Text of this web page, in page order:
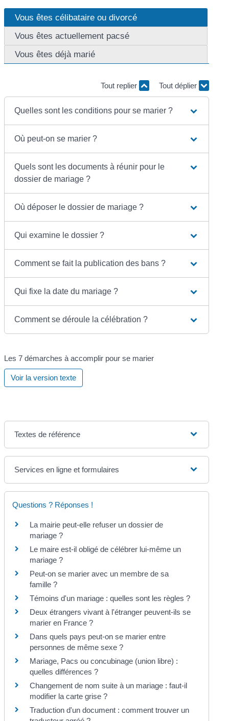
Vous êtes célibataire ou divorcé
Vous êtes actuellement pacsé
Vous êtes déjà marié
Tout replier Tout déplier
Quelles sont les conditions pour se marier ?
Où peut-on se marier ?
Quels sont les documents à réunir pour le
dossier de mariage ?
Où déposer le dossier de mariage ?
Qui examine le dossier ?
Comment se fait la publication des bans ?
Qui fixe la date du mariage ?
Comment se déroule la célébration ?
Les 7 démarches à accomplir pour se marier
Voir la version texte
Textes de référence
Services en ligne et formulaires
Questions ? Réponses !
La mairie peut-elle refuser un dossier de
mariage ?
Le maire est-il obligé de célébrer lui-même un
mariage ?
Peut-on se marier avec un membre de sa
famille ?
Témoins d'un mariage : quelles sont les règles ?
Deux étrangers vivant à l'étranger peuvent-ils se
marier en France ?
Dans quels pays peut-on se marier entre
personnes de même sexe ?
Mariage, Pacs ou concubinage (union libre) :
quelles différences ?
Changement de nom suite à un mariage : faut-il
modifier la carte grise ?
Traduction d'un document : comment trouver un